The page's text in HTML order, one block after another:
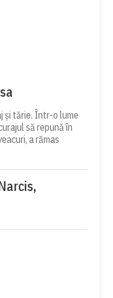
și tărie. Într-o lume
să repună în
a rămas